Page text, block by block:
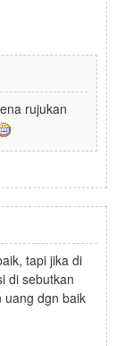
rujukan
tapi jika di
di sebutkan
uang dgn baik